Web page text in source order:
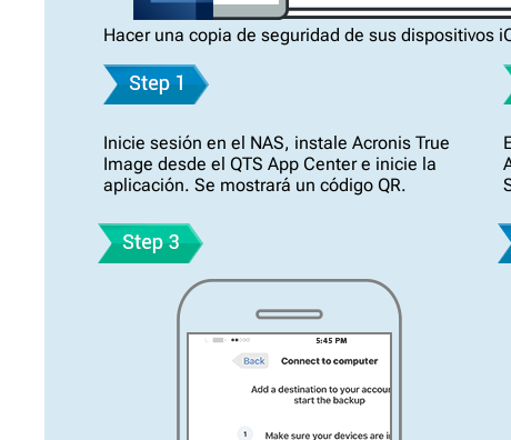
Hacer una copia de seguridad de sus dispositivos
Inicie sesión en el NAS, instale Acronis True
Image desde el QTS App Center e inicie la
aplicación. Se mostrará un código QR.